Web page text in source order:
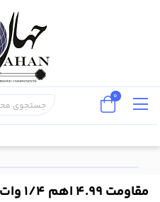
مقاومت 4.99 اهم 1/4 وات %1 (50 عدد)
0